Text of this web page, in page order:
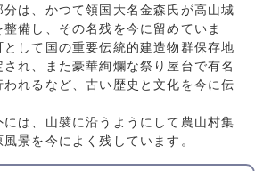
は、かつて領国大名金森氏が高山城
備し、その名残を今に留めていま
して国の重要伝統的建造物群保存地
れ、また豪華絢爛な祭り屋台で有名
れるなど、古い歴史と文化を今に伝
は、山襞に沿うようにして農山村集
景を今によく残しています。